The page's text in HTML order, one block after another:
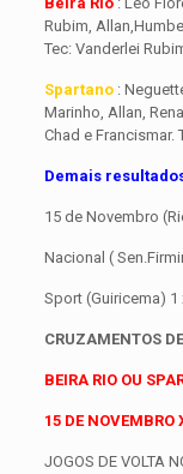
Rubim,
Tec: Vanderlei
Spartano:
Marinho, Allan,
Chad e Francismar.
Demais
15 de Novembro
Nacional (
Sport (Guiricema) 1
CRUZAMENTOS
BEIRA RIO OU
15 DE NOVEMBRO
JOGOS DE VOLTA